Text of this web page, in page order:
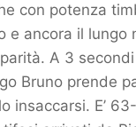
con potenza
e ancora il lungo
A 3
Bruno prende
insaccarsi. E’